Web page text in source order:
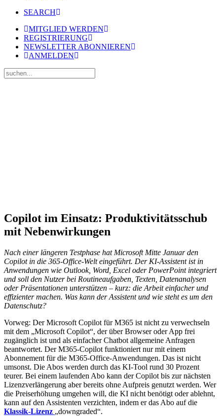
SEARCH
MITGLIED WERDEN
REGISTRIERUNG
NEWSLETTER ABONNIEREN
ANMELDEN
Copilot im Einsatz: Produktivitätsschub
mit Nebenwirkungen
Nach einer längeren Testphase hat Microsoft Mitte Januar den
Copilot in die 365-Office-Welt eingeführt. Der KI-Assistent ist in
Anwendungen wie Outlook, Word, Excel oder PowerPoint integriert
und soll den Nutzer bei Routineaufgaben, Texten, Datenanalysen
oder Präsentationen unterstützen – kurz: die Arbeit einfacher und
effizienter machen. Was kann der Assistent und wie steht es um den
Datenschutz?
Vorweg: Der Microsoft Copilot für M365 ist nicht zu verwechseln
mit dem „Microsoft Copilot“, der über Browser oder App frei
zugänglich ist und als einfacher Chatbot allgemeine Anfragen
beantwortet. Der M365-Copilot funktioniert nur mit einem
Abonnement für die M365-Office-Anwendungen. Das ist nicht
umsonst. Die Abos werden durch das KI-Tool rund 30 Prozent
teurer. Bei einem laufenden Abo kann der Copilot bis zur nächsten
Lizenzverlängerung aber bereits ohne Aufpreis genutzt werden. Wer
die Preiserhöhung umgehen will, die KI nicht benötigt oder ablehnt,
kann auf den Assistenten verzichten, indem er das Abo auf die
Klassik-Lizenz „downgraded“.